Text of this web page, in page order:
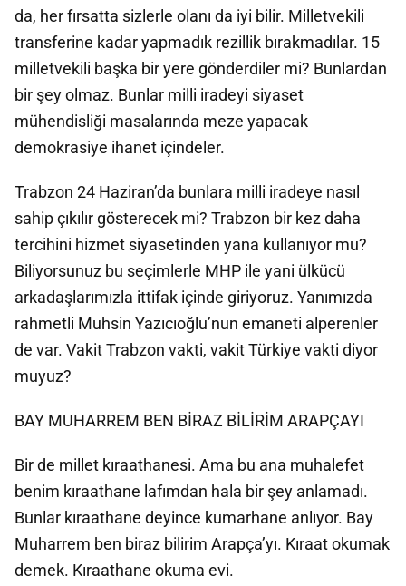
da, her fırsatta sizlerle olanı da iyi bilir. Milletvekili
transferine kadar yapmadık rezillik bırakmadılar. 15
milletvekili başka bir yere gönderdiler mi? Bunlardan
bir şey olmaz. Bunlar milli iradeyi siyaset
mühendisliği masalarında meze yapacak
demokrasiye ihanet içindeler.
Trabzon 24 Haziran’da bunlara milli iradeye nasıl
sahip çıkılır gösterecek mi? Trabzon bir kez daha
tercihini hizmet siyasetinden yana kullanıyor mu?
Biliyorsunuz bu seçimlerle MHP ile yani ülkücü
arkadaşlarımızla ittifak içinde giriyoruz. Yanımızda
rahmetli Muhsin Yazıcıoğlu’nun emaneti alperenler
de var. Vakit Trabzon vakti, vakit Türkiye vakti diyor
muyuz?
BAY MUHARREM BEN BİRAZ BİLİRİM ARAPÇAYI
Bir de millet kıraathanesi. Ama bu ana muhalefet
benim kıraathane lafımdan hala bir şey anlamadı.
Bunlar kıraathane deyince kumarhane anlıyor. Bay
Muharrem ben biraz bilirim Arapça’yı. Kıraat okumak
demek. Kıraathane okuma evi.